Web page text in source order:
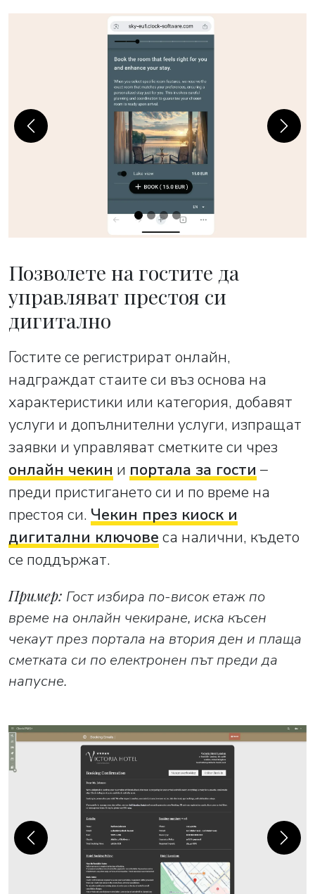
Позволете на гостите да
управляват престоя си
дигитално
Гостите се регистрират онлайн,
надграждат стаите си въз основа на
характеристики или категория, добавят
услуги и допълнителни услуги, изпращат
заявки и управляват сметките си чрез
онлайн чекин и портала за гости –
преди пристигането си и по време на
престоя си. Чекин през киоск и
дигитални ключове са налични, където
се поддържат.
Пример: Гост избира по-висок етаж по
време на онлайн чекиране, иска късен
чекаут през портала на втория ден и плаща
сметката си по електронен път преди да
напусне.
Previous Next
Previous Next